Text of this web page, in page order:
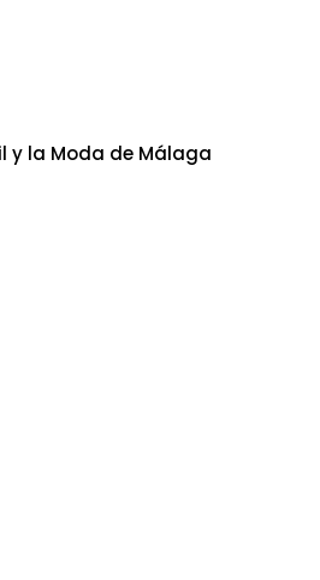
y la Moda de Málaga